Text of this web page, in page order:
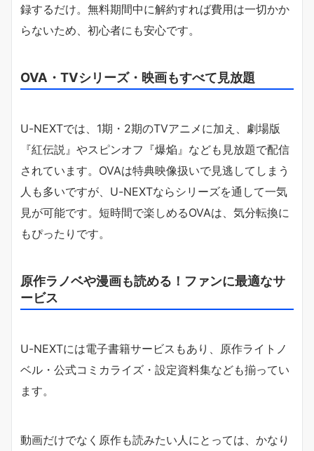
録するだけ。無料期間中に解約すれば費用は一切かか
らないため、初心者にも安心です。
OVA・TVシリーズ・映画もすべて見放題
U-NEXTでは、1期・2期のTVアニメに加え、劇場版
『紅伝説』やスピンオフ『爆焔』なども見放題で配信
されています。OVAは特典映像扱いで見逃してしまう
人も多いですが、U-NEXTならシリーズを通して一気
見が可能です。短時間で楽しめるOVAは、気分転換に
もぴったりです。
原作ラノベや漫画も読める！ファンに最適なサ
ービス
U-NEXTには電子書籍サービスもあり、原作ライトノ
ベル・公式コミカライズ・設定資料集なども揃ってい
ます。
動画だけでなく原作も読みたい人にとっては、かなり